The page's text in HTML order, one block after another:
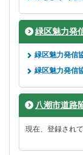
緑区魅力発
緑区魅力発信
緑区魅力発信
八潮市道路
現在、登録され